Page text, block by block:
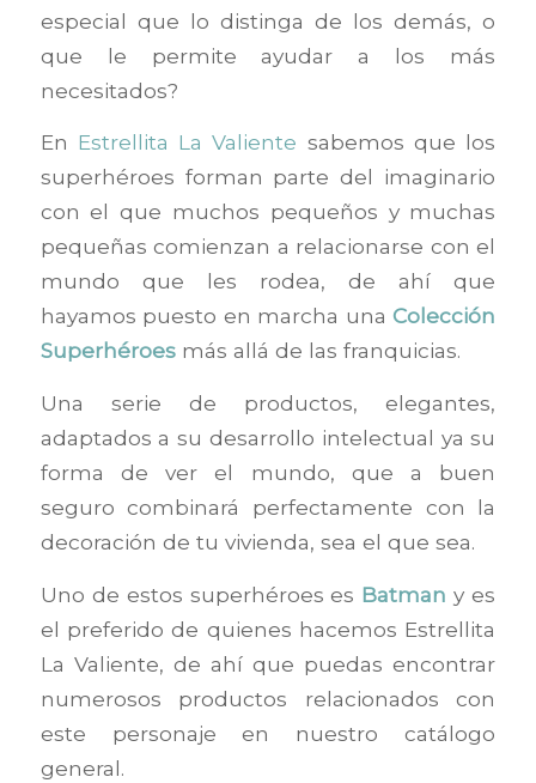
especial que lo distinga de los demás, o
que le permite ayudar a los más
necesitados?
En Estrellita La Valiente sabemos que los
superhéroes forman parte del imaginario
con el que muchos pequeños y muchas
pequeñas comienzan a relacionarse con el
mundo que les rodea, de ahí que
hayamos puesto en marcha unaColección
Superhéroesmás allá de las franquicias.
Una serie de productos, elegantes,
adaptados a su desarrollo intelectual ya su
forma de ver el mundo, que a buen
seguro combinará perfectamente con la
decoración de tu vivienda, sea el que sea.
Uno de estos superhéroes es Batman y es
el preferido de quienes hacemos Estrellita
La Valiente, de ahí que puedas encontrar
numerosos productos relacionados con
este personaje en nuestro catálogo
general.